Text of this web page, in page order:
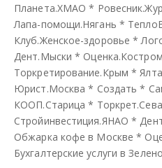
Планета.ХМАО *
Лапа-помощи.Нягань *
Клуб.Женское-здоровье *
Дент.Мыски *
Торкретирование.Крым *
Юрист.Москва * Создать *
КООП.Старица *
Стройинвестиция.ЯНАО *
Обжарка кофе в Москве *
Бухгалтерские услуги в